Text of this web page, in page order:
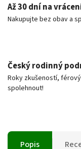
Až 30 dní na
Nakupujte bez obav a
Český rodinný
Roky zkušeností,
spolehnout!
Popis